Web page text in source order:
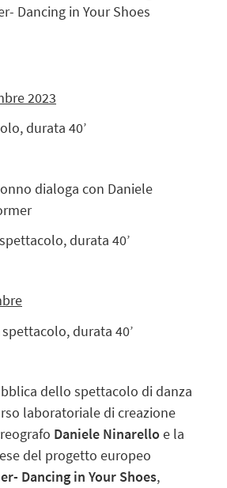
Dancing in Your Shoes
2023
durata 40’
dialoga con Daniele
durata 40’
durata 40’
dello spettacolo di danza
laboratoriale di creazione
Daniele Ninarelloe la
del progetto europeo
Dancing in Your Shoes,